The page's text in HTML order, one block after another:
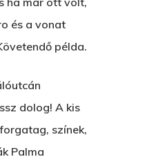
és a vonat
példa.
dolog! A kis
színek,
Palma